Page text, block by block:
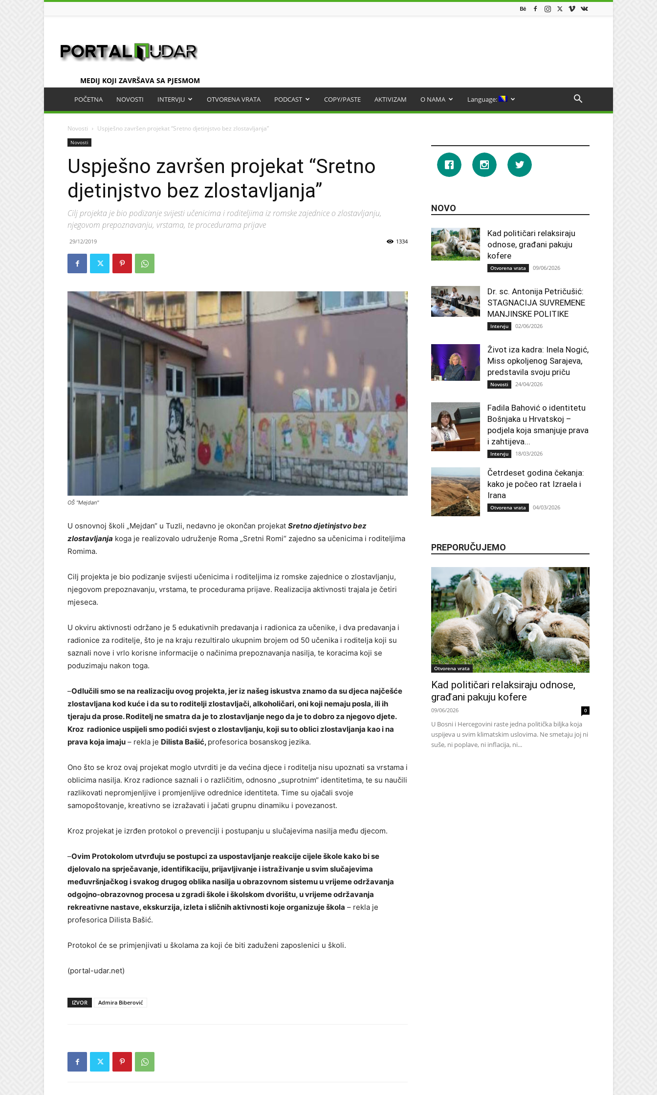
MEDIJ KOJI ZAVRŠAVA SA PJESMOM
POČETNA NOVOSTI INTERVJU OTVORENA VRATA PODCAST COPY/PASTE AKTIVIZAM O NAMA Language:
Novosti Uspješno završen projekat “Sretno djetinjstvo bez zlostavljanja”
Novosti
Uspješno završen projekat “Sretno
djetinjstvo bez zlostavljanja”
Cilj projekta je bio podizanje svijesti učenicima i roditeljima iz romske zajednice o zlostavljanju,
njegovom prepoznavanju, vrstama, te procedurama prijave
29/12/2019 1334
OŠ "Mejdan"
U osnovnoj školi „Mejdan“ u Tuzli, nedavno je okončan projekat Sretno djetinjstvo bez
zlostavljanja koga je realizovalo udruženje Roma „Sretni Romi“ zajedno sa učenicima i roditeljima
Romima.
Cilj projekta je bio podizanje svijesti učenicima i roditeljima iz romske zajednice o zlostavljanju,
njegovom prepoznavanju, vrstama, te procedurama prijave. Realizacija aktivnosti trajala je četiri
mjeseca.
U okviru aktivnosti održano je 5 edukativnih predavanja i radionica za učenike, i dva predavanja i
radionice za roditelje, što je na kraju rezultiralo ukupnim brojem od 50 učenika i roditelja koji su
saznali nove i vrlo korisne informacije o načinima prepoznavanja nasilja, te koracima koji se
poduzimaju nakon toga.
–Odlučili smo se na realizaciju ovog projekta, jer iz našeg iskustva znamo da su djeca najčešće
zlostavljana kod kuće i da su to roditelji zlostavljači, alkoholičari, oni koji nemaju posla, ili ih
tjeraju da prose. Roditelj ne smatra da je to zlostavljanje nego da je to dobro za njegovo djete.
Kroz radionice uspijeli smo podići svjest o zlostavljanju, koji su to oblici zlostavljanja kao i na
prava koja imaju – rekla je Dilista Bašić, profesorica bosanskog jezika.
Ono što se kroz ovaj projekat moglo utvrditi je da većina djece i roditelja nisu upoznati sa vrstama i
oblicima nasilja. Kroz radionce saznali i o različitim, odnosno „suprotnim“ identitetima, te su naučili
razlikovati nepromjenljive i promjenljive odrednice identiteta. Time su ojačali svoje
samopoštovanje, kreativno se izražavati i jačati grupnu dinamiku i povezanost.
Kroz projekat je izrđen protokol o prevenciji i postupanju u slučajevima nasilja među djecom.
–Ovim Protokolom utvrđuju se postupci za uspostavljanje reakcije cijele škole kako bi se
djelovalo na sprječavanje, identifikaciju, prijavljivanje i istraživanje u svim slučajevima
međuvršnjačkog i svakog drugog oblika nasilja u obrazovnom sistemu u vrijeme održavanja
odgojno-obrazovnog procesa u zgradi škole i školskom dvorištu, u vrijeme održavanja
rekreativne nastave, ekskurzija, izleta i sličnih aktivnosti koje organizuje škola – rekla je
profesorica Dilista Bašić.
Protokol će se primjenjivati u školama za koji će biti zaduženi zaposlenici u školi.
(portal-udar.net)
IZVOR Admira Biberović
NOVO
Kad političari relaksiraju
odnose, građani pakuju
kofere
Otvorena vrata 09/06/2026
Dr. sc. Antonija Petričušić:
STAGNACIJA SUVREMENE
MANJINSKE POLITIKE
Intervju 02/06/2026
Život iza kadra: Inela Nogić,
Miss opkoljenog Sarajeva,
predstavila svoju priču
Novosti 24/04/2026
Fadila Bahović o identitetu
Bošnjaka u Hrvatskoj –
podjela koja smanjuje prava
i zahtijeva...
Intervju 18/03/2026
Četrdeset godina čekanja:
kako je počeo rat Izraela i
Irana
Otvorena vrata 04/03/2026
PREPORUČUJEMO
Otvorena vrata
Kad političari relaksiraju odnose,
građani pakuju kofere
09/06/2026 0
U Bosni i Hercegovini raste jedna politička biljka koja
uspijeva u svim klimatskim uslovima. Ne smetaju joj ni
suše, ni poplave, ni inflacija, ni...